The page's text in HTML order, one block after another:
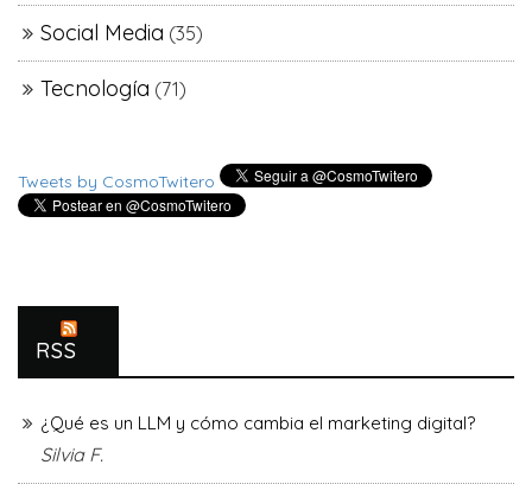
Social Media (35)
Tecnología (71)
Tweets by CosmoTwitero
RSS
¿Qué es un LLM y cómo cambia el marketing digital?
Silvia F.